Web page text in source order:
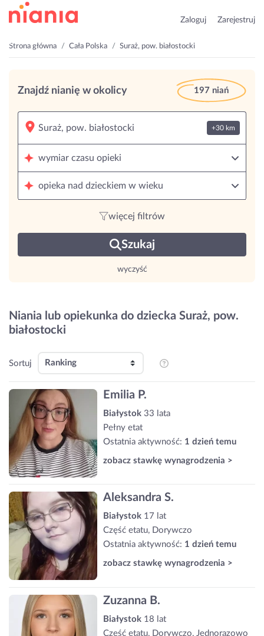
Zaloguj Zarejestruj
Strona główna Cała Polska Suraż, pow. białostocki
Znajdź nianię w okolicy 197 niań
+30 km
wymiar czasu opieki
opieka nad dzieckiem w wieku
więcej filtrów
Szukaj
wyczyść
Niania lub opiekunka do dziecka Suraż, pow.
białostocki
Sortuj
Emilia P.
Białystok 33 lata
Pełny etat
Ostatnia aktywność: 1 dzień temu
zobacz stawkę wynagrodzenia >
Aleksandra S.
Białystok 17 lat
Część etatu, Dorywczo
Ostatnia aktywność: 1 dzień temu
zobacz stawkę wynagrodzenia >
Zuzanna B.
Białystok 18 lat
Część etatu, Dorywczo, Jednorazowo